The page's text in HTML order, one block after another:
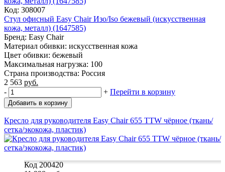
Код: 308007
Стул офисный Easy Chair Изо/Iso бежевый (искусственная
кожа, металл) (1647585)
Бренд: Easy Chair
Материал обивки: искусственная кожа
Цвет обивки: бежевый
Максимальная нагрузка: 100
Страна производства: Россия
2 563 руб.
-
+ Перейти в корзину
Добавить в корзину
Кресло для руководителя Easy Chair 655 TTW чёрное (ткань/
сетка/экокожа, пластик)
Код 200420